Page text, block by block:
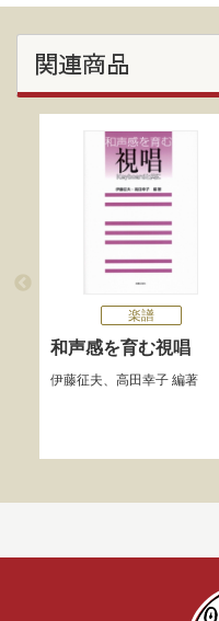
関連商品
楽譜
和声感を育む視唱
伊藤征夫、 高田幸子編著